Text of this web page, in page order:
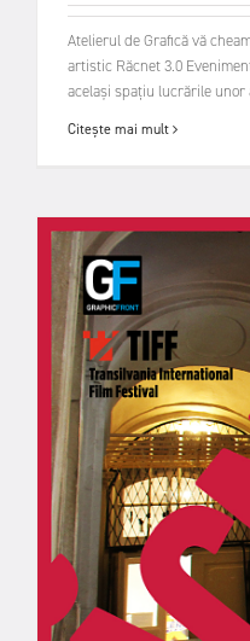
Atelierul de Grafică vă
artistic Răcnet 3.0
același spațiu lucrările
Citește mai mult